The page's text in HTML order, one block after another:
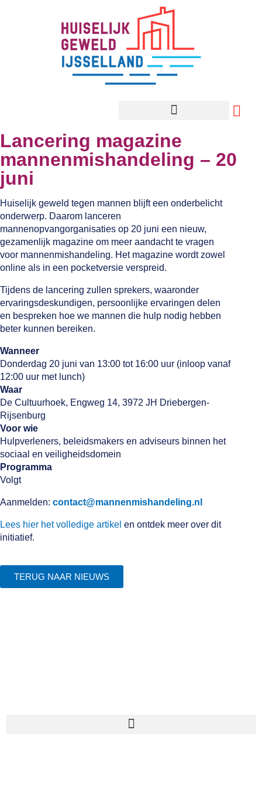
Lancering magazine
mannenmishandeling – 20
juni
Huiselijk geweld tegen mannen blijft een onderbelicht
onderwerp. Daarom lanceren
mannenopvangorganisaties op 20 juni een nieuw,
gezamenlijk magazine om meer aandacht te vragen
voor mannenmishandeling. Het magazine wordt zowel
online als in een pocketversie verspreid.
Tijdens de lancering zullen sprekers, waaronder
ervaringsdeskundigen, persoonlijke ervaringen delen
en bespreken hoe we mannen die hulp nodig hebben
beter kunnen bereiken.
Wanneer
Donderdag 20 juni van 13:00 tot 16:00 uur (inloop vanaf
12:00 uur met lunch)
Waar
De Cultuurhoek, Engweg 14, 3972 JH Driebergen-
Rijsenburg
Voor wie
Hulpverleners, beleidsmakers en adviseurs binnen het
sociaal en veiligheidsdomein
Programma
Volgt
Aanmelden: contact@mannenmishandeling.nl
Lees hier het volledige artikel en ontdek meer over dit
initiatief.
TERUG NAAR NIEUWS